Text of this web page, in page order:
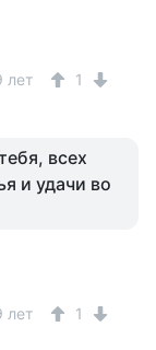
лет 1
всех
и удачи во
лет 1